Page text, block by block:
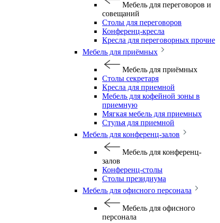
Мебель для переговоров и
совещаний
Столы для переговоров
Конференц-кресла
Кресла для переговорных прочие
Мебель для приёмных
Мебель для приёмных
Столы секретаря
Кресла для приемной
Мебель для кофейной зоны в
приемную
Мягкая мебель для приемных
Стулья для приемной
Мебель для конференц-залов
Мебель для конференц-
залов
Конференц-столы
Столы президиума
Мебель для офисного персонала
Мебель для офисного
персонала